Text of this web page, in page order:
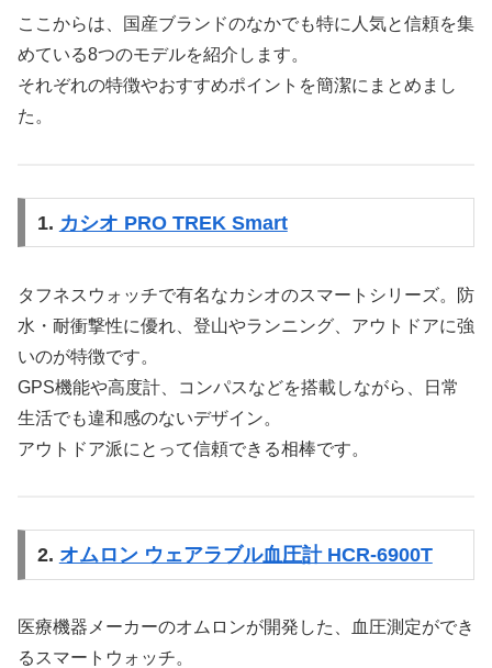
ここからは、国産ブランドのなかでも特に人気と信頼を集
めている8つのモデルを紹介します。
それぞれの特徴やおすすめポイントを簡潔にまとめまし
た。
1. カシオ PRO TREK Smart
タフネスウォッチで有名なカシオのスマートシリーズ。防
水・耐衝撃性に優れ、登山やランニング、アウトドアに強
いのが特徴です。
GPS機能や高度計、コンパスなどを搭載しながら、日常
生活でも違和感のないデザイン。
アウトドア派にとって信頼できる相棒です。
2. オムロン ウェアラブル血圧計 HCR-6900T
医療機器メーカーのオムロンが開発した、血圧測定ができ
るスマートウォッチ。